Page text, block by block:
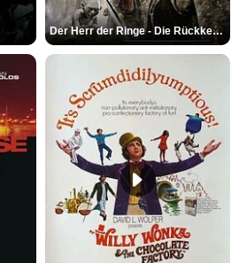
Der Herr der Ringe - Die Rückkehr des Königs Trailer OV